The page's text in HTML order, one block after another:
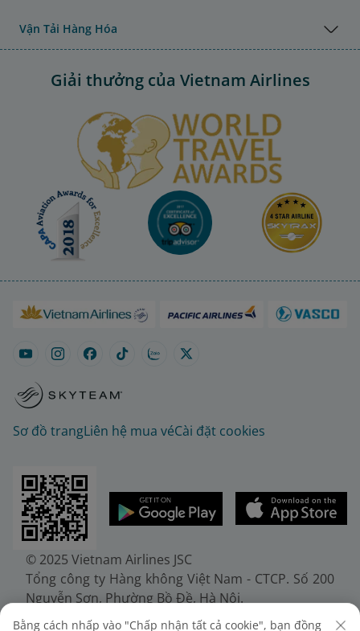
Vận Tải Hàng Hóa
Giải thưởng của Vietnam Airlines
Sơ đồ trangLiên hệ mua véCài đặt cookies
© 2025 Vietnam Airlines JSC
Tổng công ty Hàng không Việt Nam - CTCP. Số 200
Nguyễn Sơn, Phường Bồ Đề, Hà Nội.
Điện thoại: (+84-24) 38272289. Fax: (+84-24)
Bằng cách nhấp vào "Chấp nhận tất cả cookie", bạn đồng